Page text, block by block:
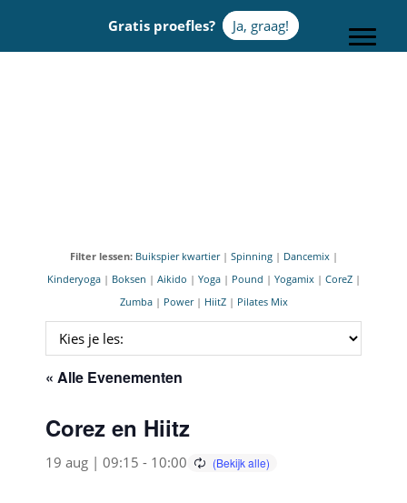
Gratis proefles? Ja, graag!
Filter lessen: Buikspier kwartier| Spinning| Dancemix|
Kinderyoga| Boksen | Aikido | Yoga| Pound | Yogamix| CoreZ|
Zumba| Power| HiitZ| Pilates Mix
« Alle Evenementen
Corez en Hiitz
19 aug | 09:15 - 10:00